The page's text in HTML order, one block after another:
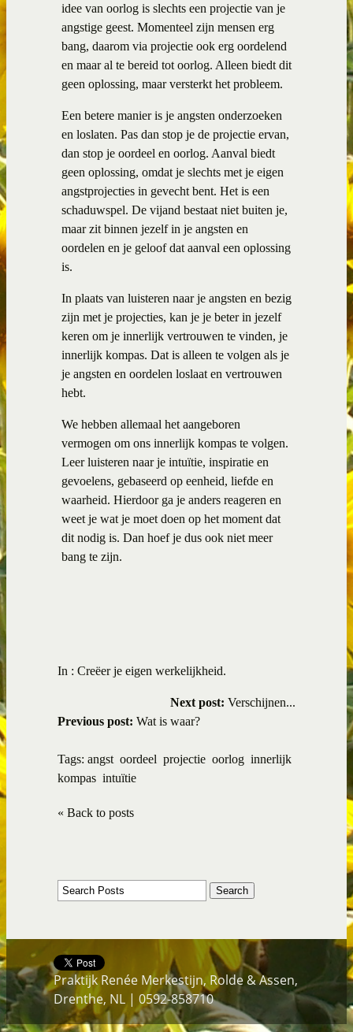
idee van oorlog is slechts een projectie van je
angstige geest. Momenteel zijn mensen erg
bang, daarom via projectie ook erg oordelend
en maar al te bereid tot oorlog. Alleen biedt dit
geen oplossing, maar versterkt het probleem.
Een betere manier is je angsten onderzoeken
en loslaten. Pas dan stop je de projectie ervan,
dan stop je oordeel en oorlog. Aanval biedt
geen oplossing, omdat je slechts met je eigen
angstprojecties in gevecht bent. Het is een
schaduwspel. De vijand bestaat niet buiten je,
maar zit binnen jezelf in je angsten en
oordelen en je geloof dat aanval een oplossing
is.
In plaats van luisteren naar je angsten en bezig
zijn met je projecties, kan je je beter in jezelf
keren om je innerlijk vertrouwen te vinden, je
innerlijk kompas. Dat is alleen te volgen als je
je angsten en oordelen loslaat en vertrouwen
hebt.
We hebben allemaal het aangeboren
vermogen om ons innerlijk kompas te volgen.
Leer luisteren naar je intuïtie, inspiratie en
gevoelens, gebaseerd op eenheid, liefde en
waarheid. Hierdoor ga je anders reageren en
weet je wat je moet doen op het moment dat
dit nodig is. Dan hoef je dus ook niet meer
bang te zijn.
In : Creëer je eigen werkelijkheid.
Next post: Verschijnen...
Previous post: Wat is waar?
Tags: angst oordeel projectie oorlog innerlijk
kompas intuïtie
« Back to posts
Praktijk Renée Merkestijn, Rolde & Assen,
Drenthe, NL | 0592-858710